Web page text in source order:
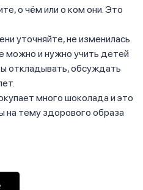
о чём или о ком они. Это
уточняйте, не изменилась
можно и нужно учить детей
откладывать, обсуждать
много шоколада и это
на тему здорового образа